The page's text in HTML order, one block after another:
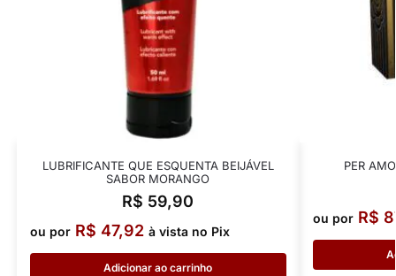
LUBRIFICANTE QUE ESQUENTA BEIJÁVEL
SABOR MORANGO
R$ 59,90
ou por R$ 47,92 à vista no Pix
Adicionar ao carrinho
PER
ou por R$